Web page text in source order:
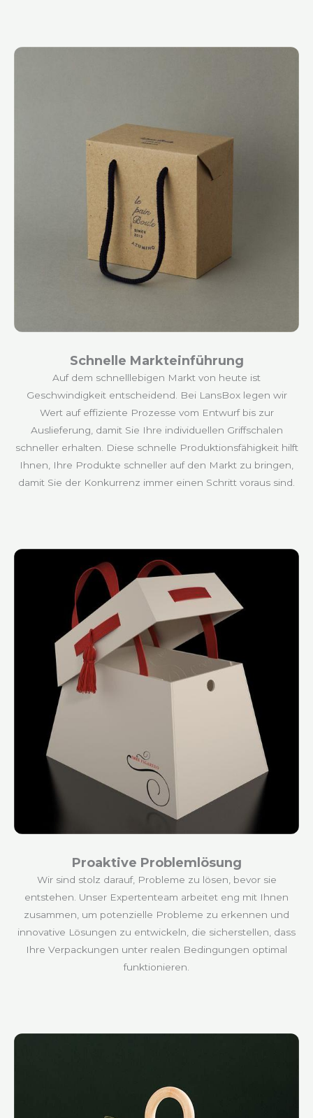
Schnelle Markteinführung
Auf dem schnelllebigen Markt von heute ist
Geschwindigkeit entscheidend. Bei LansBox legen wir
Wert auf effiziente Prozesse vom Entwurf bis zur
Auslieferung, damit Sie Ihre individuellen Griffschalen
schneller erhalten. Diese schnelle Produktionsfähigkeit hilft
Ihnen, Ihre Produkte schneller auf den Markt zu bringen,
damit Sie der Konkurrenz immer einen Schritt voraus sind.
Proaktive Problemlösung
Wir sind stolz darauf, Probleme zu lösen, bevor sie
entstehen. Unser Expertenteam arbeitet eng mit Ihnen
zusammen, um potenzielle Probleme zu erkennen und
innovative Lösungen zu entwickeln, die sicherstellen, dass
Ihre Verpackungen unter realen Bedingungen optimal
funktionieren.